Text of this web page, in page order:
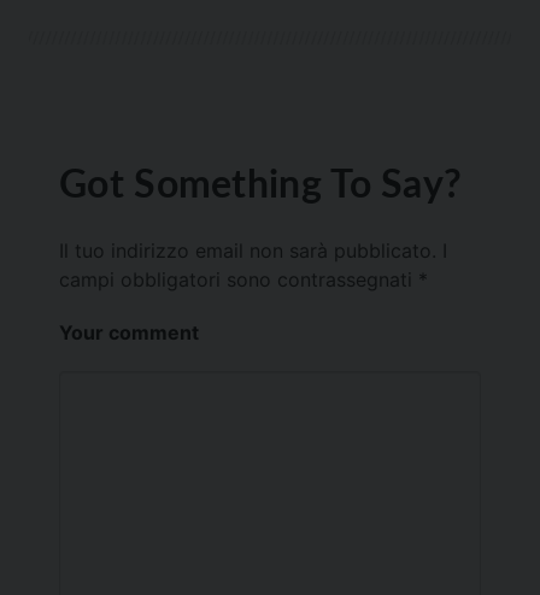
Got Something To Say?
Il tuo indirizzo email non sarà pubblicato.
campi obbligatori sono contrassegnati *
Your comment